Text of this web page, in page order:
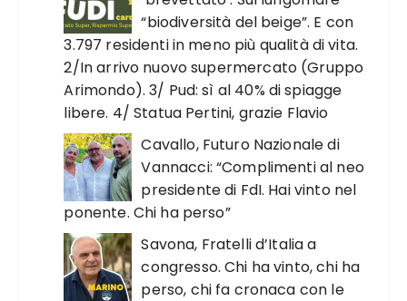
“biodiversità del beige”. E con
3.797 residenti in meno più qualità di vita.
2/In arrivo nuovo supermercato (Gruppo
Arimondo). 3/ Pud: sì al 40% di spiagge
libere. 4/ Statua Pertini, grazie Flavio
Cavallo, Futuro Nazionale di
Vannacci: “Complimenti al neo
presidente di FdI. Hai vinto nel
ponente. Chi ha perso”
Savona, Fratelli d’Italia a
congresso. Chi ha vinto, chi ha
perso, chi fa cronaca con le